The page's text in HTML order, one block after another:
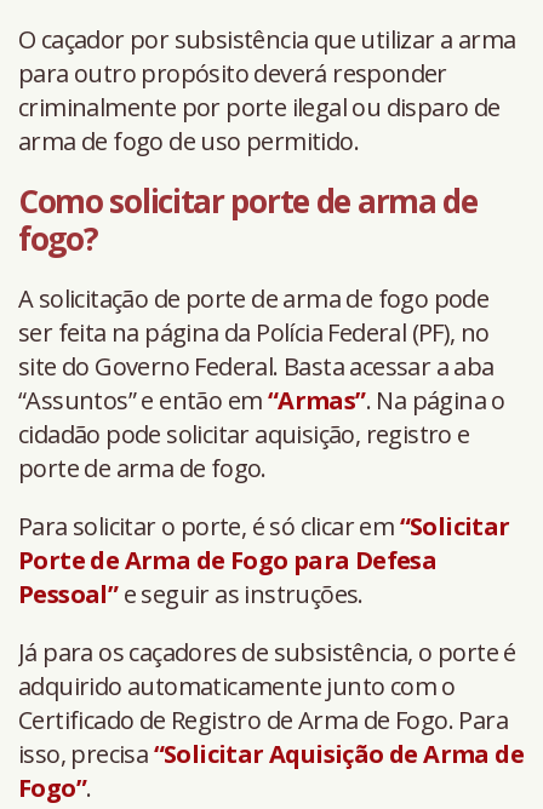
O caçador por subsistência que utilizar a arma
para outro propósito deverá responder
criminalmente por porte ilegal ou disparo de
arma de fogo de uso permitido.
Como solicitar porte de arma de
fogo?
A solicitação de porte de arma de fogo pode
ser feita na página da Polícia Federal (PF), no
site do Governo Federal. Basta acessar a aba
“Assuntos” e então em“Armas”. Na página o
cidadão pode solicitar aquisição, registro e
porte de arma de fogo.
Para solicitar o porte, é só clicar em“Solicitar
Porte de Arma de Fogo para Defesa
Pessoal”e seguir as instruções.
Já para os caçadores de subsistência, o porte é
adquirido automaticamente junto com o
Certificado de Registro de Arma de Fogo. Para
isso, precisa“Solicitar Aquisição de Arma de
Fogo”.